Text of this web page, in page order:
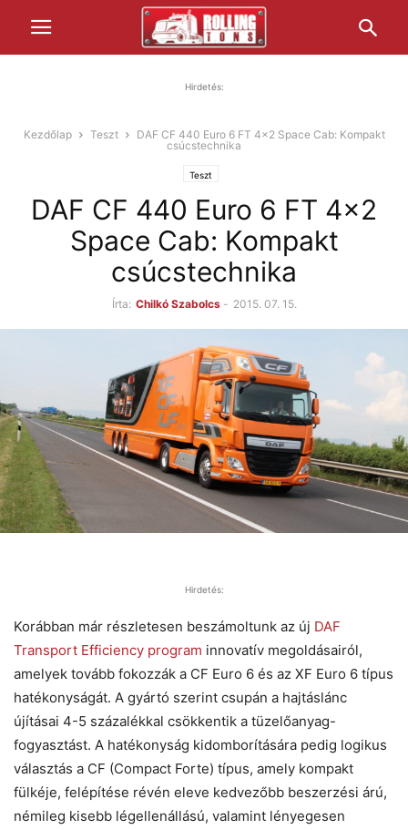
Hirdetés:
Kezdőlap Teszt
DAF CF 440 Euro 6 FT 4x2 Space Cab: Kompakt
csúcstechnika
Teszt
DAF CF 440 Euro 6 FT 4x2
Space Cab: Kompakt
csúcstechnika
Írta: Chilkó Szabolcs - 2015. 07. 15.
Hirdetés:
Korábban már részletesen beszámoltunk az új DAF
Transport Efficiency program innovatív megoldásairól,
amelyek tovább fokozzák a CF Euro 6 és az XF Euro 6 típus
hatékonyságát. A gyártó szerint csupán a hajtáslánc
újításai 4-5 százalékkal csökkentik a tüzelőanyag-
fogyasztást. A hatékonyság kidomborítására pedig logikus
választás a CF (Compact Forte) típus, amely kompakt
fülkéje, felépítése révén eleve kedvezőbb beszerzési árú,
némileg kisebb légellenállású, valamint lényegesen